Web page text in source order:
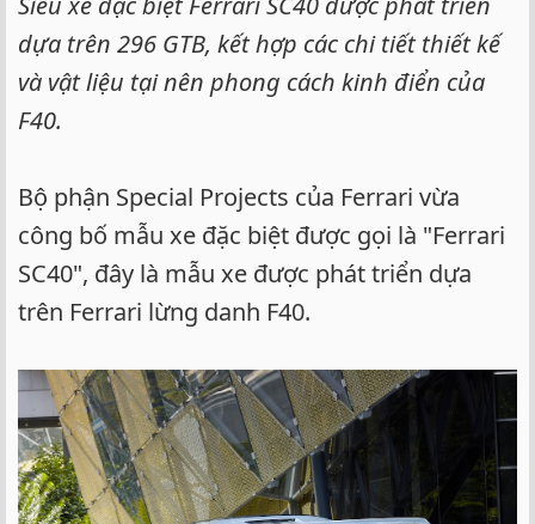
dựa trên 296 GTB, kết hợp các chi tiết thiết kế
và vật liệu tại nên phong cách kinh điển của
F40.
Bộ phận Special Projects của Ferrari vừa
công bố mẫu xe đặc biệt được gọi là "Ferrari
SC40", đây là mẫu xe được phát triển dựa
trên Ferrari lừng danh F40.